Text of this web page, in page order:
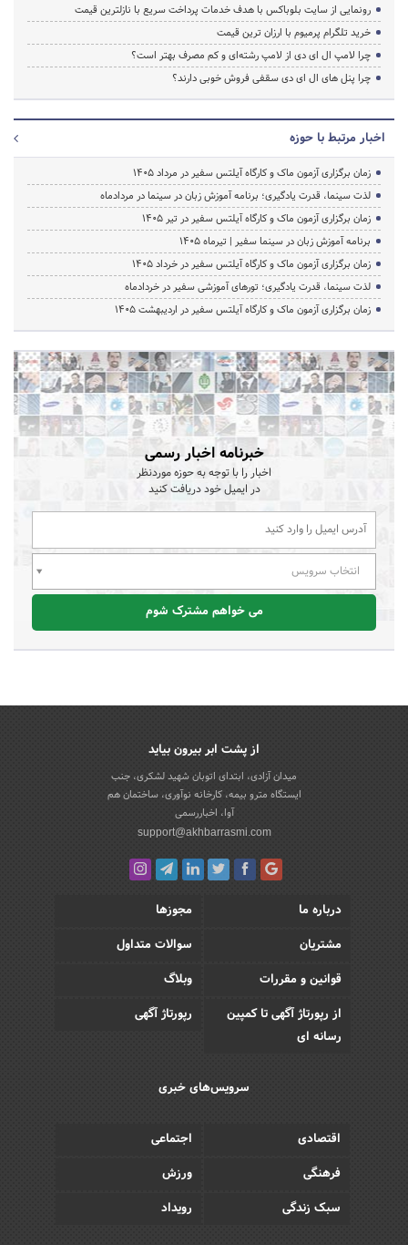
رونمایی از سایت بلوباکس با هدف خدمات پرداخت سریع با نازلترین قیمت
خرید تلگرام پرمیوم با ارزان ترین قیمت
چرا لامپ ال ای دی از لامپ رشته‌ای و کم مصرف بهتر است؟
چرا پنل های ال ای دی سقفی فروش خوبی دارند؟
اخبار مرتبط با حوزه
زمان برگزاری آزمون ماک و کارگاه آیلتس سفیر در مرداد 1405
لذت سینما، قدرت یادگیری؛ برنامه آموزش زبان در سینما در مردادماه
زمان برگزاری آزمون ماک و کارگاه آیلتس سفیر در تیر 1405
برنامه آموزش زبان در سینما سفیر | تیرماه ۱۴۰۵
زمان برگزاری آزمون ماک و کارگاه آیلتس سفیر در خرداد 1405
لذت سینما، قدرت یادگیری؛ تورهای آموزشی سفیر در خردادماه
زمان برگزاری آزمون ماک و کارگاه آیلتس سفیر در اردیبهشت 1405
خبرنامه اخبار رسمی
اخبار را با توجه به حوزه موردنظر
در ایمیل خود دریافت کنید
انتخاب سرویس
می خواهم مشترک شوم
از پشت ابر بیرون بیاید
میدان آزادی، ابتدای اتوبان شهید لشکری، جنب
ایستگاه مترو بیمه، کارخانه نوآوری، ساختمان هم
آوا، اخباررسمی
support@akhbarrasmi.com
درباره ما
مجوزها
مشتریان
سوالات متداول
قوانین و مقررات
وبلاگ
از رپورتاژ آگهی تا کمپین
رسانه ای
رپورتاژ آگهی
سرویس‌های خبری
اقتصادی
اجتماعی
فرهنگی
ورزش
سبک زندگی
رویداد